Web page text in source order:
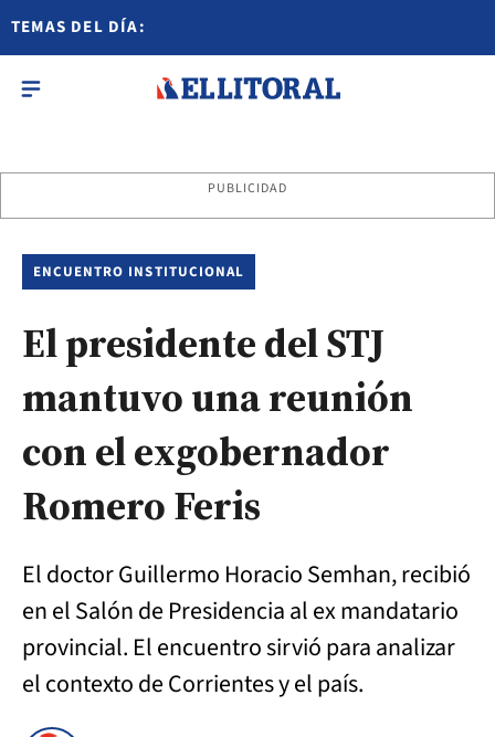
TEMAS DEL DÍA:
PUBLICIDAD
ENCUENTRO INSTITUCIONAL
El presidente del STJ
mantuvo una reunión
con el exgobernador
Romero Feris
El doctor Guillermo Horacio Semhan, recibió
en el Salón de Presidencia al ex mandatario
provincial. El encuentro sirvió para analizar
el contexto de Corrientes y el país.